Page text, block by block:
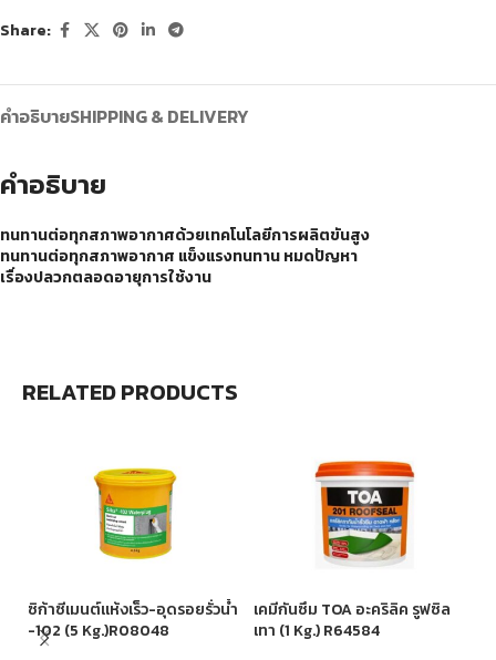
Share:
คำอธิบายSHIPPING & DELIVERY
คำอธิบาย
ทนทานต่อทุกสภาพอากาศด้วยเทคโนโลยีการผลิตขันสูง
ทนทานต่อทุกสภาพอากาศ แข็งแรงทนทาน หมดปัญหา
เรื่องปลวกตลอดอายุการใช้งาน
RELATED PRODUCTS
ซิก้าซีเมนต์แห้งเร็ว-อุดรอยรั่วน้ำ
-102 (5 Kg.)R08048
เคมีกันซึม TOA อะคริลิค รูฟซิล
เทา (1 Kg.) R64584